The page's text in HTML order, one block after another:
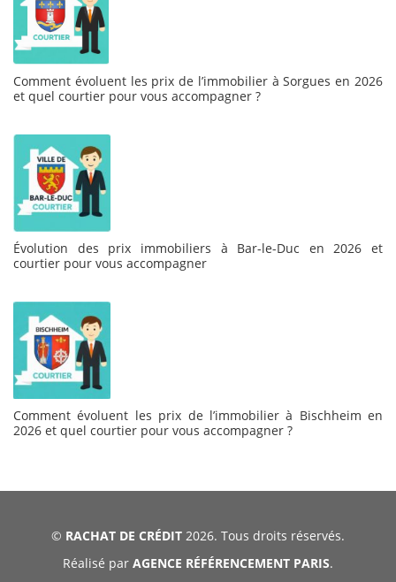
Comment évoluent les prix de l’immobilier à Sorgues en 2026
et quel courtier pour vous accompagner ?
Évolution des prix immobiliers à Bar-le-Duc en 2026 et
courtier pour vous accompagner
Comment évoluent les prix de l’immobilier à Bischheim en
2026 et quel courtier pour vous accompagner ?
© RACHAT DE CRÉDIT 2026. Tous droits réservés.
Réalisé par AGENCE RÉFÉRENCEMENT PARIS.